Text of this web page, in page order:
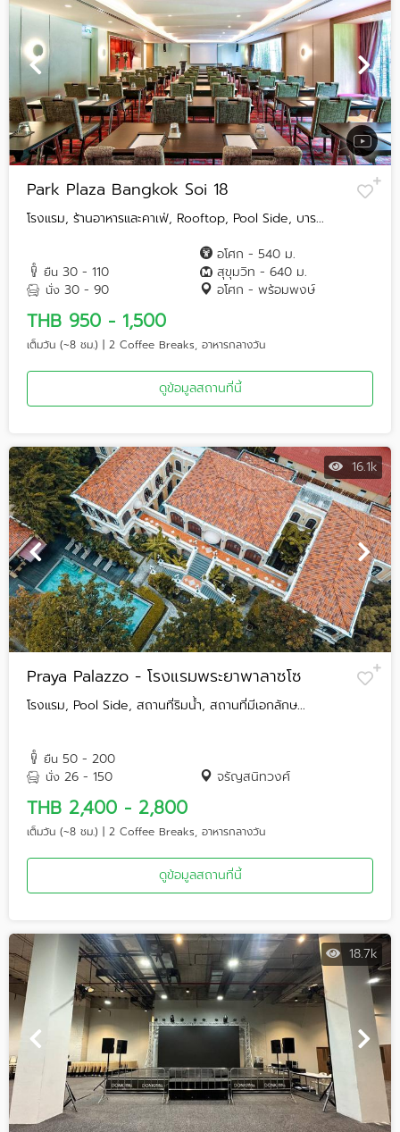
Park Plaza Bangkok Soi 18
โรงแรม, ร้านอาหารและคาเฟ่, Rooftop, Pool Side, บาร...
ยืน 30 - 110
นั่ง 30 - 90
อโศก - 540 ม.
สุขุมวิท - 640 ม.
อโศก - พร้อมพงษ์
THB 950 - 1,500
เต็มวัน (~8 ชม.) | 2 Coffee Breaks, อาหารกลางวัน
ดูข้อมูลสถานที่นี้
16.1k
Praya Palazzo - โรงแรมพระยาพาลาซโซ
โรงแรม, Pool Side, สถานที่ริมน้ำ, สถานที่มีเอกลักษ...
ยืน 50 - 200
นั่ง 26 - 150 จรัญสนิทวงศ์
THB 2,400 - 2,800
เต็มวัน (~8 ชม.) | 2 Coffee Breaks, อาหารกลางวัน
ดูข้อมูลสถานที่นี้
18.7k